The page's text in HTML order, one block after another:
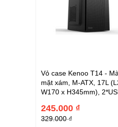
Vỏ case Kenoo T14 -
mặt xám, M-ATX, 17L
W170 x H345mm),
Audio, 2*HDD, 2*SSD,
Fan 8cm (mặt sau) +
Fan 12cm (mặt bên)
245.000 ₫
329.000 ₫